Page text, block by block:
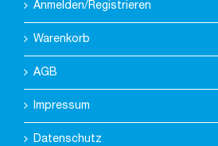
Anmelden/Registrieren
Warenkorb
AGB
Impressum
Datenschutz